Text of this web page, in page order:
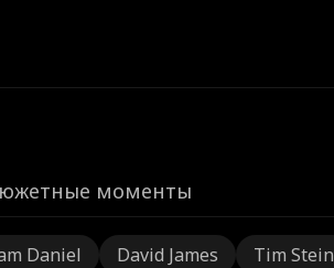
моменты
Daniel David James Tim Stein